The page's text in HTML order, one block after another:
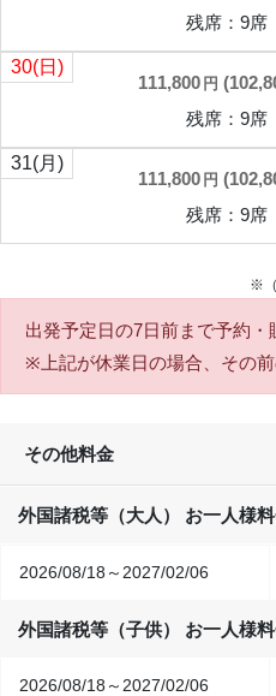
残席：9席
30(日)
111,800 円 (
残席：9席
31(月)
111,800 円 (
残席：9席
※（
出発予定日の7日前まで予約・
※上記が休業日の場合、その前
その他料金
外国諸税等（大人） お一人様
2026/08/18～2027/02/06
外国諸税等（子供） お一人様
2026/08/18～2027/02/06